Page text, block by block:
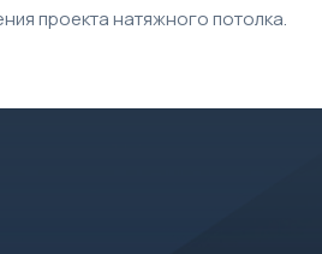
проекта натяжного потолка.